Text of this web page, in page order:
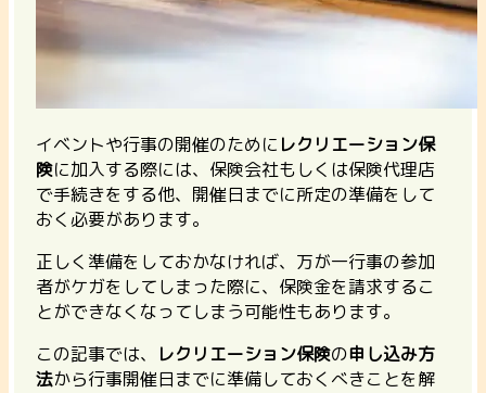
イベントや行事の開催のために レクリエーション保
険に加入する際には、保険会社もしくは保険代理店
で手続きをする他、開催日までに所定の準備をして
おく必要があります。
正しく準備をしておかなければ、万が一行事の参加
者がケガをしてしまった際に、保険金を請求するこ
とができなくなってしまう可能性もあります。
この記事では、
レクリエーション保険の申し込み方
法から行事開催日までに準備しておくべきことを解